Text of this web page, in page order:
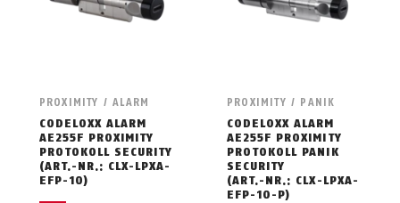
PROXIMITY / ALARM
CODELOXX ALARM
AE255F PROXIMITY
PROTOKOLL SECURITY
(ART.-NR.: CLX-LPXA-
EFP-10)
PROXIMITY / PANIK
CODELOXX ALARM
AE255F PROXIMITY
PROTOKOLL PANIK
SECURITY
(ART.-NR.: CLX-LPXA-
EFP-10-P)